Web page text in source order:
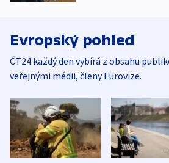
Evropský pohled
ČT24 každý den vybírá z obsahu
veřejnými médii, členy Eurovize.